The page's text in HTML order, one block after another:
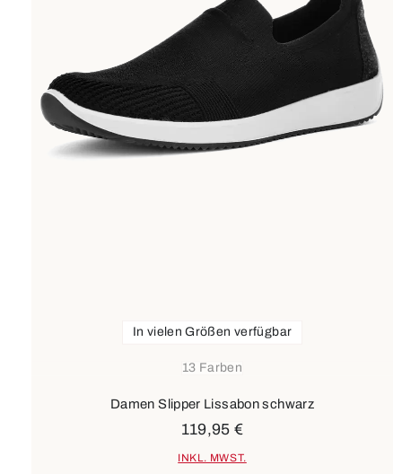
13 Farben
In vielen Größen verfügbar
Damen Slipper Lissabon schwarz
119,95 €
INKL. MWST.